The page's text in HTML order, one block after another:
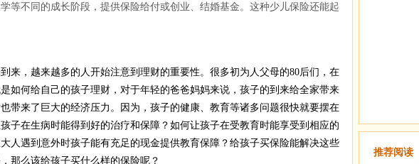
等不同的成长阶段，提供保险给付或创业、结婚基金。这种少儿保险还能起
，越来越多的人开始注意到理财的重要性。很多初为人父母的80后们，在
如何给自己的孩子理财，对于年轻的爸爸妈妈来说，孩子的到来给全家带来
带来了巨大的经济压力。因为，孩子的健康、教育等诸多问题很快就要摆在
子在生病时能得到好的治疗和保障？如何让孩子在受教育时能享受到相应的
人遇到意外时孩子能有充足的现金提供教育保障？给孩子买保险能解决这些
那么该给孩子买什么样的保险呢？
推荐阅读